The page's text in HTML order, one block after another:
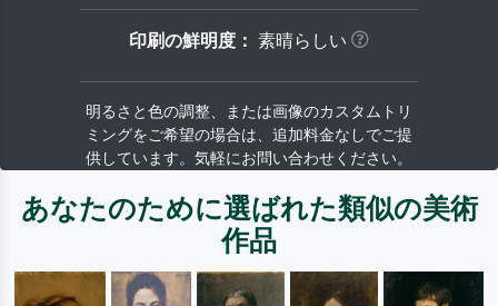
印刷の鮮明度： 素晴らしい
明るさと色の調整、または画像のカスタムトリ
ミングをご希望の場合は、追加料金なしでご提
供しています。気軽にお問い合わせください。
あなたのために選ばれた類似の美術
作品